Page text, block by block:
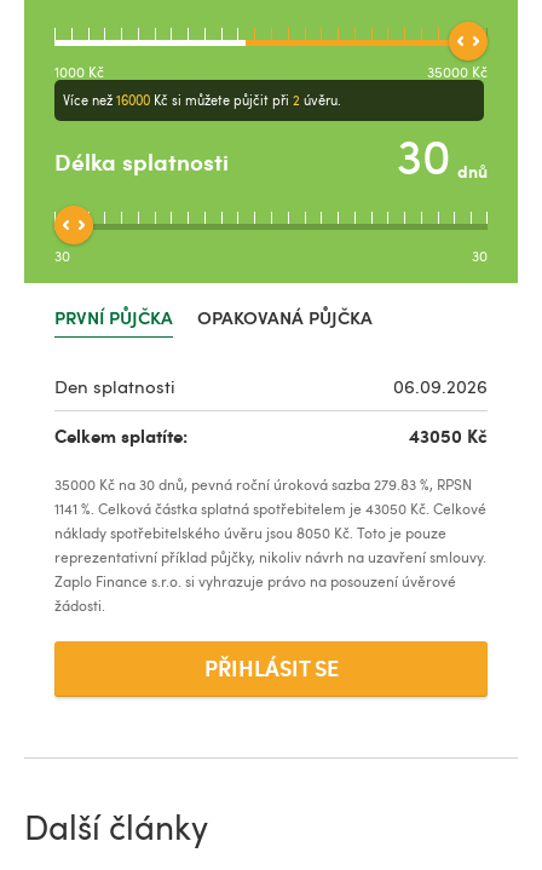
1000 Kč 35000 Kč
Více než 16000 Kč si můžete půjčit při 2 úvěru.
Délka splatnosti dnů
30 30
PRVNÍ PŮJČKA OPAKOVANÁ PŮJČKA
Den splatnosti 06.09.2026
Celkem splatíte: 43050 Kč
35000 Kč na30dnů, pevná roční úroková sazba279.83%, RPSN
1141 %. Celková částka splatná spotřebitelem je 43050 Kč. Celkové
náklady spotřebitelského úvěru jsou 8050 Kč. Toto je pouze
reprezentativní příklad půjčky, nikoliv návrh na uzavření smlouvy.
Zaplo Finance s.r.o. si vyhrazuje právo na posouzení úvěrové
žádosti.
PŘIHLÁSIT SE
Další články